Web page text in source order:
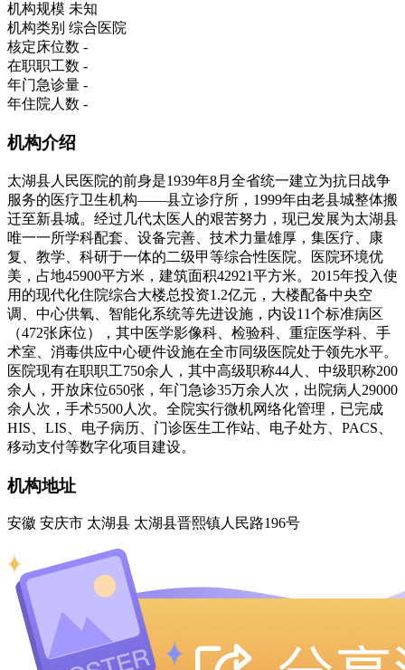
机构规模 未知
机构类别 综合医院
核定床位数 -
在职职工数 -
年门急诊量 -
年住院人数 -
机构介绍
太湖县人民医院的前身是1939年8月全省统一建立为抗日战争
服务的医疗卫生机构——县立诊疗所，1999年由老县城整体搬
迁至新县城。经过几代太医人的艰苦努力，现已发展为太湖县
唯一一所学科配套、设备完善、技术力量雄厚，集医疗、康
复、教学、科研于一体的二级甲等综合性医院。医院环境优
美，占地45900平方米，建筑面积42921平方米。2015年投入使
用的现代化住院综合大楼总投资1.2亿元，大楼配备中央空
调、中心供氧、智能化系统等先进设施，内设11个标准病区
（472张床位），其中医学影像科、检验科、重症医学科、手
术室、消毒供应中心硬件设施在全市同级医院处于领先水平。
医院现有在职职工750余人，其中高级职称44人、中级职称200
余人，开放床位650张，年门急诊35万余人次，出院病人29000
余人次，手术5500人次。全院实行微机网络化管理，已完成
HIS、LIS、电子病历、门诊医生工作站、电子处方、PACS、
移动支付等数字化项目建设。
机构地址
安徽 安庆市 太湖县 太湖县晋熙镇人民路196号